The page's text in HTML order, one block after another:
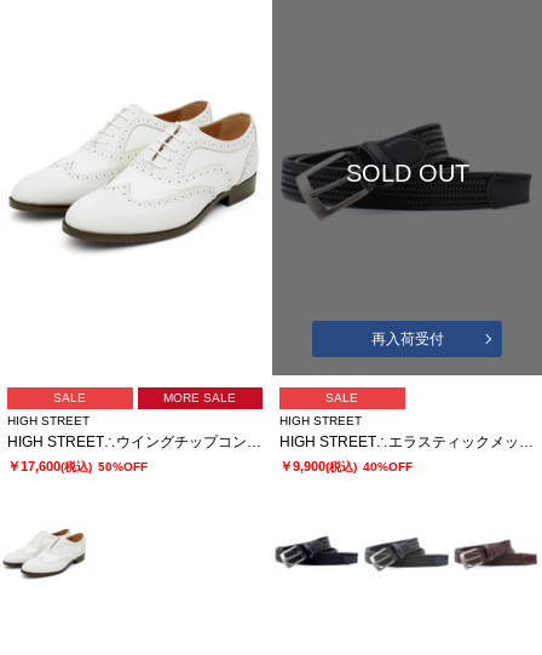
SALE
MORE SALE
HIGH STREET
HIGH STREET∴ウイングチップコンビシューズ
￥17,600(税込) 50%OFF
SOLD OUT
再入荷受付
SALE
HIGH STREET
HIGH STREET∴エラスティックメッシュベルト
￥9,900(税込) 40%OFF